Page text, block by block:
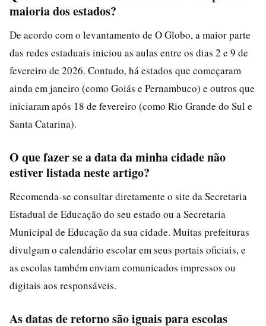
maioria dos estados?
De acordo com o levantamento de O Globo, a maior parte
das redes estaduais iniciou as aulas entre os dias 2 e 9 de
fevereiro de 2026. Contudo, há estados que começaram
ainda em janeiro (como Goiás e Pernambuco) e outros que
iniciaram após 18 de fevereiro (como Rio Grande do Sul e
Santa Catarina).
O que fazer se a data da minha cidade não
estiver listada neste artigo?
Recomenda-se consultar diretamente o site da Secretaria
Estadual de Educação do seu estado ou a Secretaria
Municipal de Educação da sua cidade. Muitas prefeituras
divulgam o calendário escolar em seus portais oficiais, e
as escolas também enviam comunicados impressos ou
digitais aos responsáveis.
As datas de retorno são iguais para escolas